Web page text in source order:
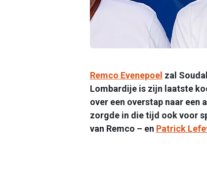
Remco Evenepoel zal
Lombardije is zijn laatste
over een overstap naar een
zorgde in die tijd ook voor
van Remco – en Patrick